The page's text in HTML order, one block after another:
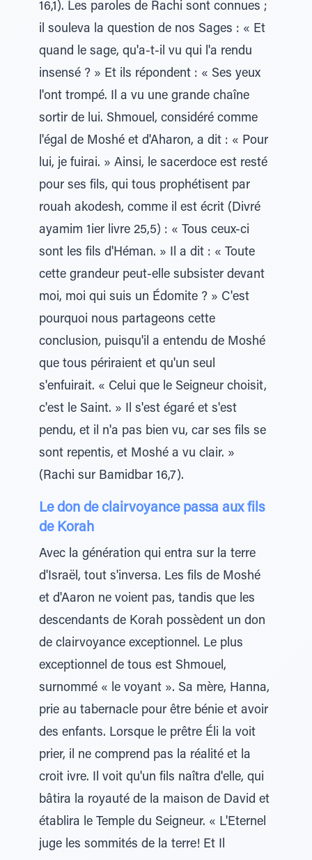
16,1). Les paroles de Rachi sont connues ;
il souleva la question de nos Sages : « Et
quand le sage, qu'a-t-il vu qui l'a rendu
insensé ? » Et ils répondent : « Ses yeux
l'ont trompé. Il a vu une grande chaîne
sortir de lui. Shmouel, considéré comme
l'égal de Moshé et d'Aharon, a dit : « Pour
lui, je fuirai. » Ainsi, le sacerdoce est resté
pour ses fils, qui tous prophétisent par
rouah akodesh, comme il est écrit (Divré
ayamim 1ier livre 25,5) : « Tous ceux-ci
sont les fils d'Héman. » Il a dit : « Toute
cette grandeur peut-elle subsister devant
moi, moi qui suis un Édomite ? » C'est
pourquoi nous partageons cette
conclusion, puisqu'il a entendu de Moshé
que tous périraient et qu'un seul
s'enfuirait. « Celui que le Seigneur choisit,
c'est le Saint. » Il s'est égaré et s'est
pendu, et il n'a pas bien vu, car ses fils se
sont repentis, et Moshé a vu clair. »
(Rachi sur Bamidbar 16,7).
Le don de clairvoyance passa aux fils
de Korah
Avec la génération qui entra sur la terre
d'Israël, tout s'inversa. Les fils de Moshé
et d'Aaron ne voient pas, tandis que les
descendants de Korah possèdent un don
de clairvoyance exceptionnel. Le plus
exceptionnel de tous est Shmouel,
surnommé « le voyant ». Sa mère, Hanna,
prie au tabernacle pour être bénie et avoir
des enfants. Lorsque le prêtre Éli la voit
prier, il ne comprend pas la réalité et la
croit ivre. Il voit qu'un fils naîtra d'elle, qui
bâtira la royauté de la maison de David et
établira le Temple du Seigneur. « L'Eternel
juge les sommités de la terre! Et Il